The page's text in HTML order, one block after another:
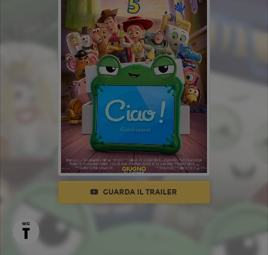
GUARDA IL TRAILER